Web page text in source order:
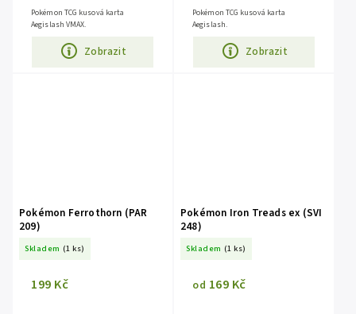
Zobrazit
Pokémon TCG kusová karta
Aegislash VMAX.
Zobrazit
Pokémon TCG kusová karta
Aegislash.
Pokémon Ferrothorn (PAR
209)
Skladem (1 ks)
199 Kč
Pokémon Iron Treads ex (SVI
248)
Skladem (1 ks)
od 169 Kč